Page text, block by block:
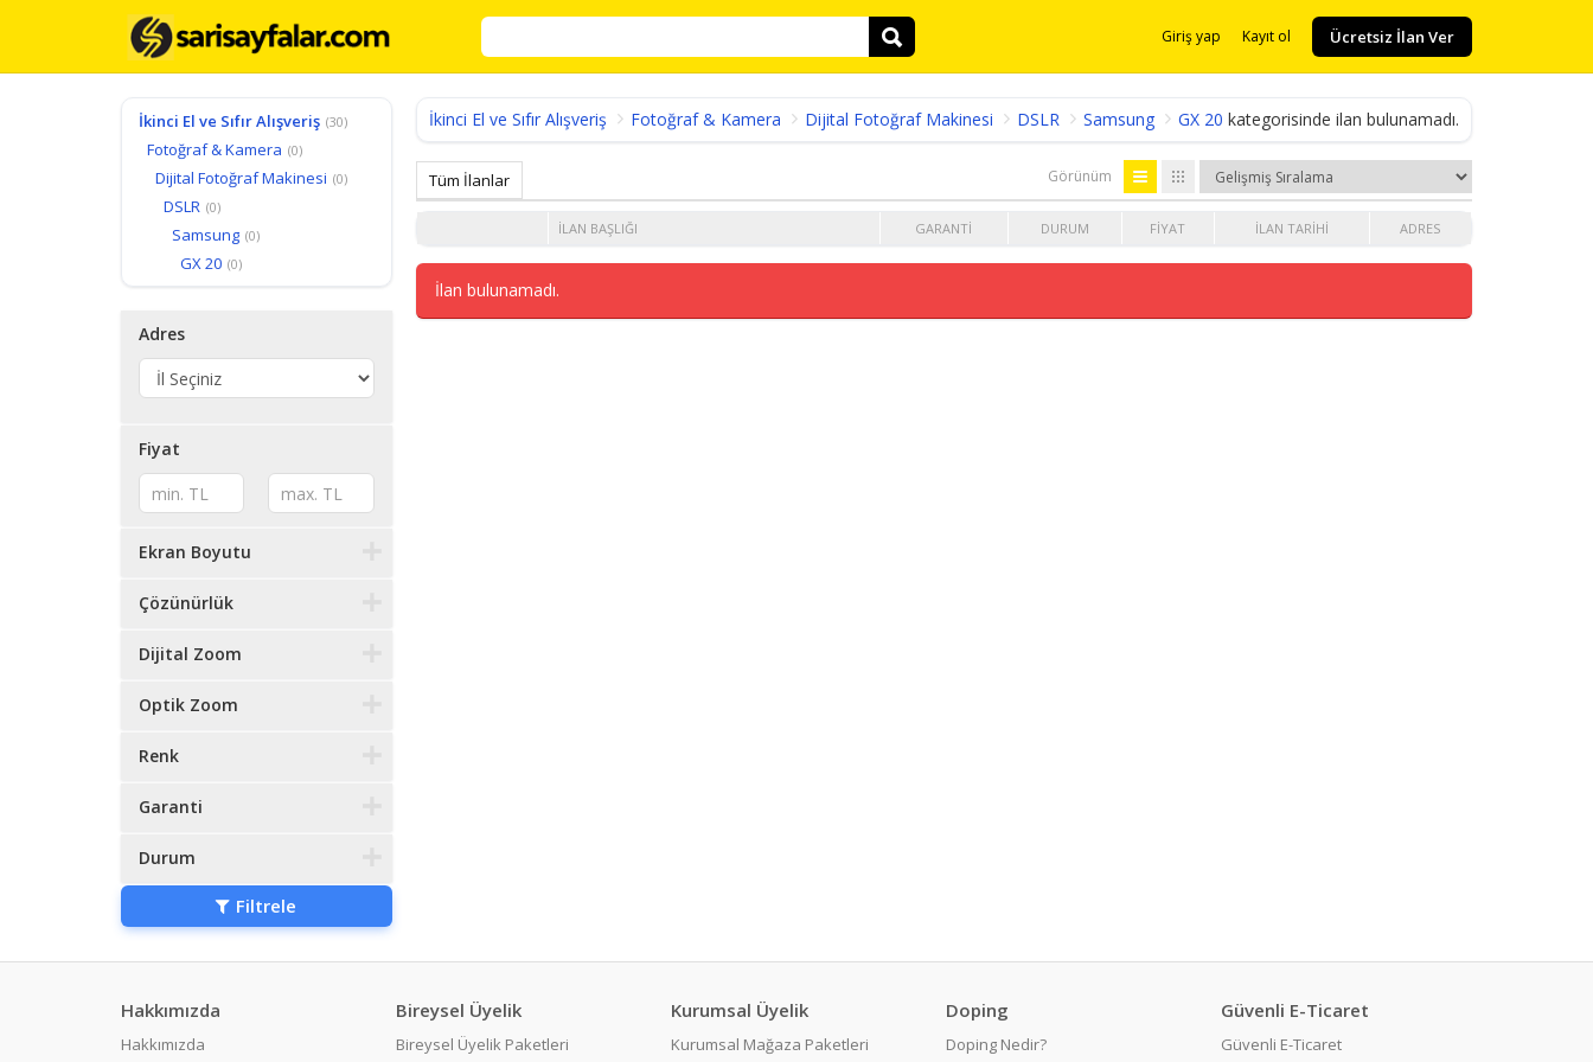
Giriş yap Kayıt ol Ücretsiz İlan Ver
İkinci El ve Sıfır Alışveriş (30)
Fotoğraf & Kamera (0)
Dijital Fotoğraf Makinesi (0)
DSLR (0)
Samsung (0)
GX 20 (0)
Adres
Fiyat
Ekran Boyutu
Çözünürlük
Dijital Zoom
Optik Zoom
Renk
Garanti
Durum
Filtrele
İkinci El ve Sıfır Alışveriş Fotoğraf & Kamera Dijital Fotoğraf Makinesi DSLR Samsung GX 20 kategorisinde ilan bulunamadı.
Tüm İlanlar Görünüm
İLAN BAŞLIĞI GARANTI DURUM FIYAT İLAN TARIHI ADRES
İlan bulunamadı.
Hakkımızda
Hakkımızda
Bireysel Üyelik
Bireysel Üyelik Paketleri
Kurumsal Üyelik
Kurumsal Mağaza Paketleri
Doping
Doping Nedir?
Güvenli E-Ticaret
Güvenli E-Ticaret